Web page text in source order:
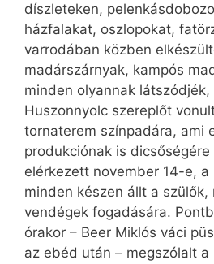
díszleteken,
házfalakat, oszlopokat,
varrodában közben
madárszárnyak, kampós
minden olyannak
Huszonnyolc szereplőt
tornaterem színpadára, ami
produkciónak is dicsőségére
elérkezett november 14-e,
minden készen állt a szülők,
vendégek fogadására.
órakor – Beer Miklós váci
az ebéd után – megszólalt a